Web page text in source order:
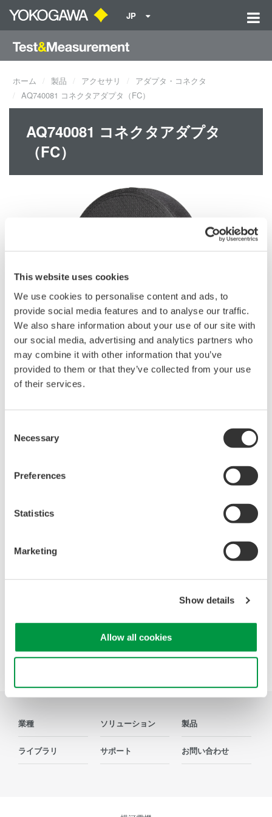
This website uses cookies
We use cookies to personalise content and ads, to
provide social media features and to analyse our traffic.
We also share information about your use of our site with
our social media, advertising and analytics partners who
may combine it with other information that you’ve
provided to them or that they’ve collected from your use
of their services.
Selection
Necessary
Preferences
Statistics
Marketing
Show details
Allow all cookies
JP
ホーム 製品 アクセサリ
アダプタ・コネクタ
AQ740081 コネクタアダプタ（FC）
AQ740081 コネクタアダプタ
（FC）
AQ740023 センサーヘッド
見積りのご相談 技術的なお問い合わせ
Precision Making
業種 ソリューション 製品
ライブラリ サポート お問い合わせ